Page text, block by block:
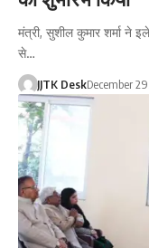
मंत्री, सुशील कुमार शर्मा ने
से…
JJTK DeskDecember